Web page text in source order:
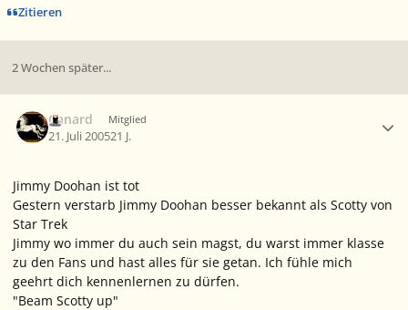
Zitieren
2 Wochen später...
Canard Mitglied
21. Juli 200521 J.
Jimmy Doohan ist tot
Gestern verstarb Jimmy Doohan besser bekannt als Scotty von
Star Trek
Jimmy wo immer du auch sein magst, du warst immer klasse
zu den Fans und hast alles für sie getan. Ich fühle mich
geehrt dich kennenlernen zu dürfen.
"Beam Scotty up"